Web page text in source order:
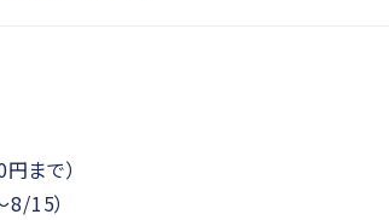
まで）
15）